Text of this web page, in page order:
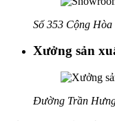
Số 353 Cộng
Xưởng sản
Đường Trần